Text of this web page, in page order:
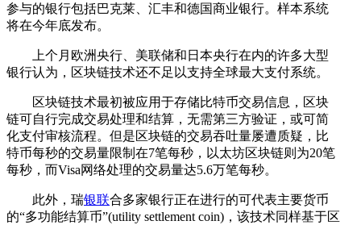
参与的银行包括巴克莱、汇丰和德国商业银行。样本系统
将在今年底发布。
上个月欧洲央行、美联储和日本央行在内的许多大型
银行认为，区块链技术还不足以支持全球最大支付系统。
区块链技术最初被应用于存储比特币交易信息，区块
链可自行完成交易处理和结算，无需第三方验证，或可简
化支付审核流程。但是区块链的交易吞吐量屡遭质疑，比
特币每秒的交易量限制在7笔每秒，以太坊区块链则为20笔
每秒，而Visa网络处理的交易量达5.6万笔每秒。
此外，瑞银联合多家银行正在进行的可代表主要货币
的“多功能结算币”(utility settlement coin)，该技术同样基于区